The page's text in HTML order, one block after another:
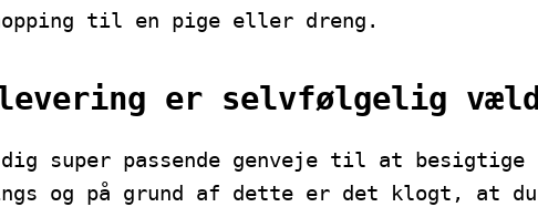
til en pige eller dreng.
levering er selvfølgelig
super passende genveje til at besigtige
og på grund af dette er det klogt, at